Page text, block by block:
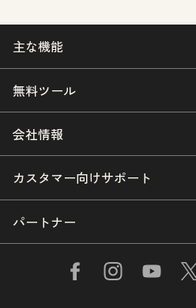
主な機能
無料ツール
会社情報
カスタマー向けサポート
パートナー